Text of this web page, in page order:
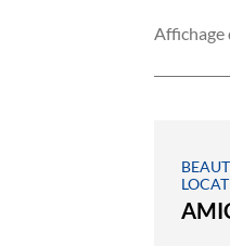
Affichage